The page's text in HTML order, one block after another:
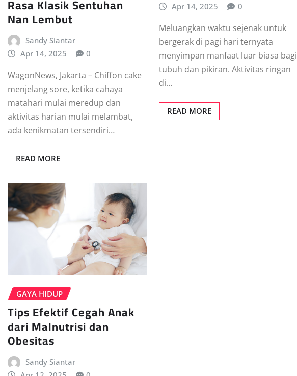
Rasa Klasik Sentuhan
Nan Lembut
Sandy Siantar
Apr 14, 2025
0
WagonNews, Jakarta – Chiffon cake
menjelang sore, ketika cahaya
matahari mulai meredup dan
aktivitas harian mulai melambat,
ada kenikmatan tersendiri…
READ MORE
Apr 14, 2025
0
Meluangkan waktu sejenak untuk
bergerak di pagi hari ternyata
menyimpan manfaat luar biasa bagi
tubuh dan pikiran. Aktivitas ringan
di…
READ MORE
GAYA HIDUP
Tips Efektif Cegah Anak
dari Malnutrisi dan
Obesitas
Sandy Siantar